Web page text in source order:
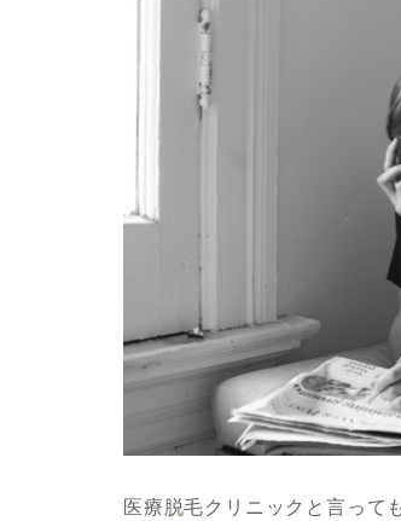
医療脱毛クリニックと言って